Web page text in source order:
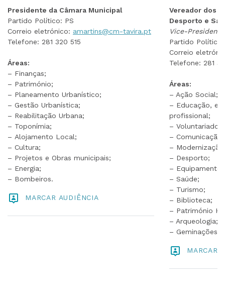
Presidente da Câmara Municipal
Partido Político: PS
Correio eletrónico: amartins@cm-tavira.pt
Telefone: 281 320 515
Áreas:
– Finanças;
– Património;
– Planeamento Urbanístico;
– Gestão Urbanística;
– Reabilitação Urbana;
– Toponímia;
– Alojamento Local;
– Cultura;
– Projetos e Obras municipais;
– Energia;
– Bombeiros.
MARCAR AUDIÊNCIA
Vereador dos
Desporto e
Vice-
Partido Político:
Correio
Telefone: 281
Áreas:
– Ação Social;
– Educação,
profissional;
– Voluntariado;
– Comunicação
–
– Desporto;
–
– Saúde;
– Turismo;
– Biblioteca;
– Património
– Arqueologia;
– Geminações.
MARCAR